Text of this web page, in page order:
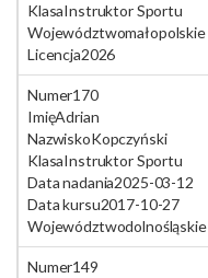
KlasaInstruktor Sportu
Województwomałopolskie
Licencja2026
Numer170
ImięAdrian
NazwiskoKopczyński
KlasaInstruktor Sportu
Data nadania2025-03-12
Data kursu2017-10-27
Województwodolnośląskie
Numer149